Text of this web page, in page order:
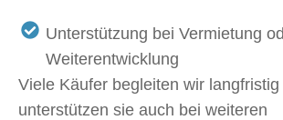
Unterstützung bei Vermietung
Weiterentwicklung
Viele Käufer begleiten wir langfristig
unterstützen sie auch bei weiteren